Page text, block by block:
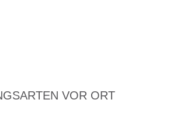
VOR ORT